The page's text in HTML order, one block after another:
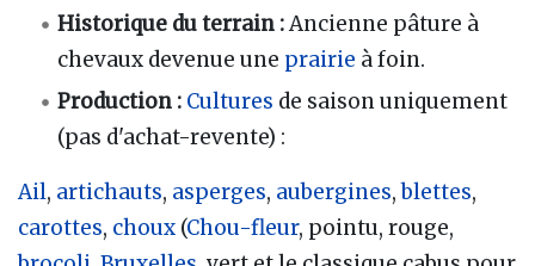
Historique du terrain :Ancienne pâture à
chevaux devenue une prairie à foin.
Production : Cultures de saison uniquement
(pas d'achat-revente) :
Ail, artichauts, asperges, aubergines,blettes,
carottes, choux (Chou-fleur, pointu, rouge,